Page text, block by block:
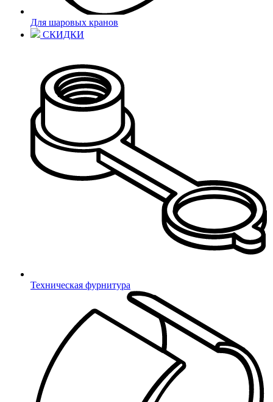
Для шаровых кранов
СКИДКИ
Техническая фурнитура
Отправить
Ваша заявка отправлена!
Купить в 1 клик
Заполните форму, и наш менеджер
свяжется с Вами в ближайшее время